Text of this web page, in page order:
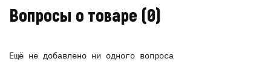
Вопросы о товаре (0)
Ещё не добавлено ни одного вопроса